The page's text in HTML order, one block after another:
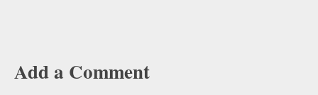
Add a Comment